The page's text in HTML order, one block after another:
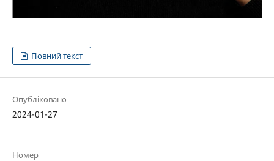
Повний текст
Опубліковано
2024-01-27
Номер